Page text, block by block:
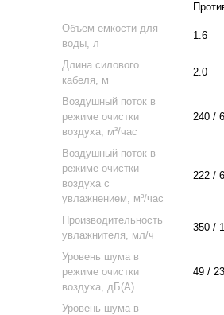
Объем емкости для
воды, л
1.6
Длина силового
кабеля, м
2.0
Воздушный поток в
режиме очистки
воздуха, м³/час
240 /
Воздушный поток в
режиме очистки
воздуха с
увлажнением, м³/час
222 /
Производительность
увлажнителя, мл/ч
350 /
Уровень шума в
режиме очистки
воздуха, дБ(А)
49 / 23
Уровень шума в